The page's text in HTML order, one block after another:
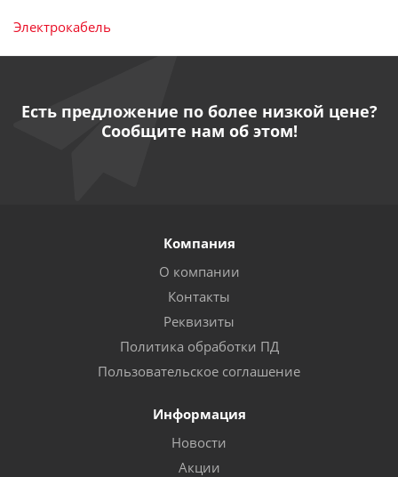
Электрокабель
Есть предложение по более низкой цене?
Сообщите нам об этом!
Компания
О компании
Контакты
Реквизиты
Политика обработки ПД
Пользовательское соглашение
Информация
Новости
Акции